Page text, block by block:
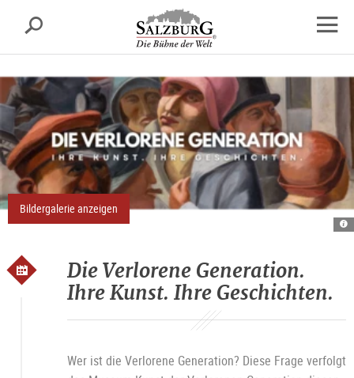
sr.skipnav.Zum
Inhalt
springen
sr.skipnav.Zum
Hauptmenü
springen
sr.skipnav.Zu
den
Kontaktinformationen
Suche
Bildergalerie anzeigen
Die Verlorene Generation.
Ihre Kunst. Ihre Geschichten.
Wer ist die Verlorene Generation? Diese Frage verfolgt